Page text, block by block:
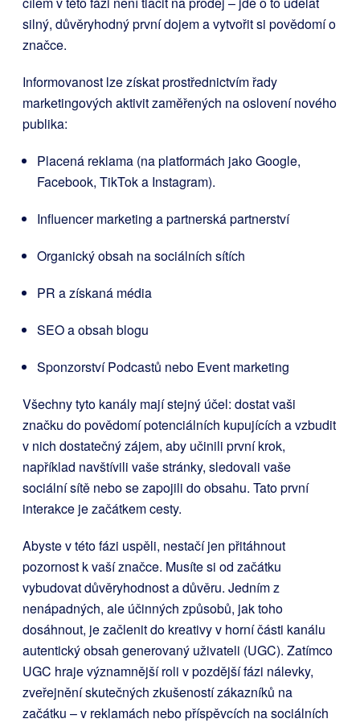
silný, důvěryhodný první dojem a vytvořit si povědomí o
značce.
Informovanost lze získat prostřednictvím řady
marketingových aktivit zaměřených na oslovení nového
publika:
Placená reklama (na platformách jako Google,
Facebook, TikTok a Instagram).
Influencer marketing a partnerská partnerství
Organický obsah na sociálních sítích
PR a získaná média
SEO a obsah blogu
Sponzorství Podcastů nebo Event marketing
Všechny tyto kanály mají stejný účel: dostat vaši
značku do povědomí potenciálních kupujících a vzbudit
v nich dostatečný zájem, aby učinili první krok,
například navštívili vaše stránky, sledovali vaše
sociální sítě nebo se zapojili do obsahu. Tato první
interakce je začátkem cesty.
Abyste v této fázi uspěli, nestačí jen přitáhnout
pozornost k vaší značce. Musíte si od začátku
vybudovat důvěryhodnost a důvěru. Jedním z
nenápadných, ale účinných způsobů, jak toho
dosáhnout, je začlenit do kreativy v horní části kanálu
autentický obsah generovaný uživateli (UGC). Zatímco
UGC hraje významnější roli v pozdější fázi nálevky,
zveřejnění skutečných zkušeností zákazníků na
začátku – v reklamách nebo příspěvcích na sociálních